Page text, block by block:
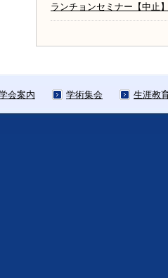
ランチョンセミナー【中止
会案内 学術集会 生涯教